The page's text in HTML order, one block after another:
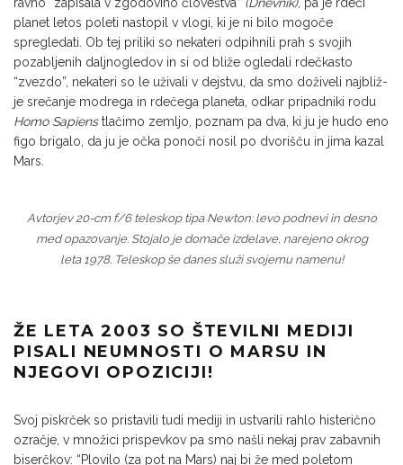
planet letos poleti nastopil v vlogi, ki je ni bilo mogoče
spregleda­ti. Ob tej priliki so nekateri odpihnili prah s svojih
pozabljenih daljnogledov in si od bli­že ogledali rdečkasto
“zvezdo”, nekateri so le uživali v dejstvu, da smo doživeli najbliž­
je srečanje modrega in rdečega planeta, od­kar pripadniki rodu
Homo Sapienstlačimo zemljo, poznam pa dva, ki ju je hudo eno
fi­go brigalo, da ju je očka ponoči nosil po dvo­rišču in jima kazal
Mars.
Avtorjev 20-cm f/6 teleskop tipa Newton: levo podnevi in desno
med opazovanje. Stojalo je domače izdelave, narejeno okrog
leta 1978. Teleskop še danes služi svojemu namenu!
ŽE LETA 2003 SO ŠTEVILNI MEDIJI
PISALI NEUMNOSTI O MARSU IN
NJEGOVI OPOZICIJI!
Svoj piskrček so pristavili tudi mediji in us­tvarili rahlo histerično
ozračje, v množici prispevkov pa smo našli nekaj prav zabav­nih
biserčkov: “Plovilo (za pot na Mars) naj bi že med poletom